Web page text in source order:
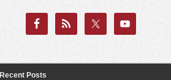
Recent Posts